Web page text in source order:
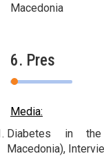
Macedonia
6. Pres
Media:
Diabetes in the
Macedonia),